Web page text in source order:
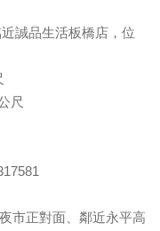
誠品生活板橋店，位
尺
市正對面、鄰近永平高